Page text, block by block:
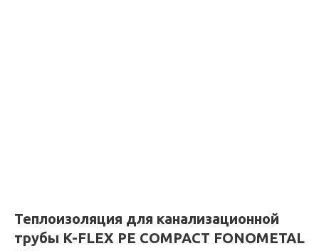
Теплоизоляция для канализационной
трубы K-FLEX PE COMPACT FONOMETAL